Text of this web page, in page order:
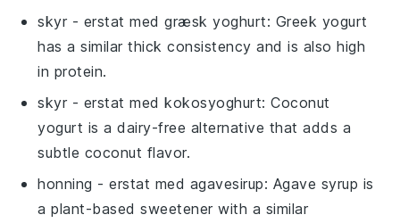
skyr - erstat medgræsk yoghurt: Greek yogurt
has a similar thick consistency and is also high
in protein.
skyr - erstat medkokosyoghurt: Coconut
yogurt is a dairy-free alternative that adds a
subtle coconut flavor.
honning - erstat med agavesirup: Agave syrup is
a plant-based sweetener with a similar